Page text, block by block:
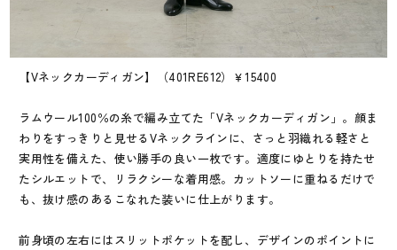
【Vネックカーディガン】（401RE612）￥15400
ラムウール100％の糸で編み立てた「Vネックカーディガン」。顔ま
わりをすっきりと見せるVネックラインに、さっと羽織れる軽さと
実用性を備えた、使い勝手の良い一枚です。適度にゆとりを持たせ
たシルエットで、リラクシーな着用感。カットソーに重ねるだけで
も、抜け感のあるこなれた装いに仕上がります。
前身頃の左右にはスリットポケットを配し、デザインのポイントに